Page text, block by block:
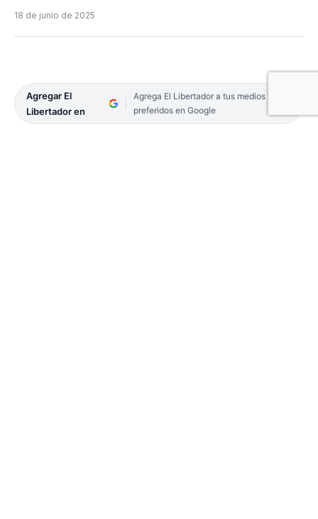
18 de junio de 2025
Agregar El
Libertador en
Agrega El Libertador a tus medios
preferidos en Google